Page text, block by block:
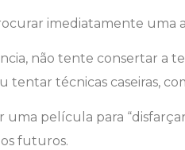
imediatamente uma
não tente consertar a
tentar técnicas caseiras,
uma película para
futuros.